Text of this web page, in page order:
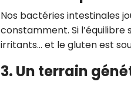
Nos bactéries intestinales
constamment. Si
irritants… et le gluten est
3. Un terrain